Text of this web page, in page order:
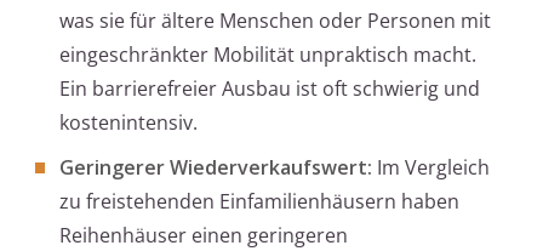
was sie für ältere Menschen oder Personen mit
eingeschränkter Mobilität unpraktisch macht.
Ein barrierefreier Ausbau ist oft schwierig und
kostenintensiv.
Geringerer Wiederverkaufswert: Im Vergleich
zu freistehenden Einfamilienhäusern haben
Reihenhäuser einen geringeren